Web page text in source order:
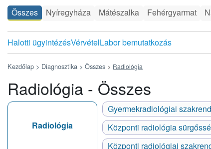
Összes Nyíregyháza Mátészalka Fehérgyarmat
Halotti ügyintézésVérvételLabor bemutatkozás
Kezdőlap > Diagnosztika > Összes > Radiológia
Radiológia - Összes
Radiológia
Gyermekradiológiai
Központi radiológia
Központi radiológiai